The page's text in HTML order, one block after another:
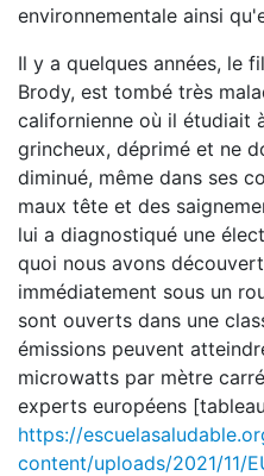
environnementale ainsi
Il y a quelques années, le
Brody, est tombé très
californienne où il étudiait
grincheux, déprimé et ne
diminué, même dans ses
maux tête et des
lui a diagnostiqué une
quoi nous avons
immédiatement sous un
sont ouverts dans une
émissions peuvent
microwatts par mètre
experts européens
https://
content/uploads/2021/11/